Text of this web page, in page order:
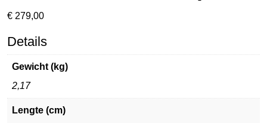
€ 279,00
Details
Gewicht (kg)
2,17
Lengte (cm)